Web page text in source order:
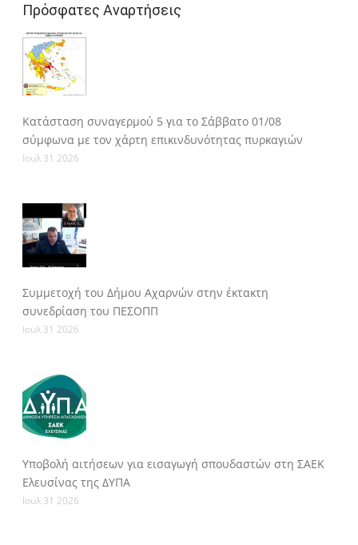
Πρόσφατες Αναρτήσεις
Κατάσταση συναγερμού 5 για το Σάββατο 01/08
σύμφωνα με τον χάρτη επικινδυνότητας πυρκαγιών
Ιουλ 31 2026
Συμμετοχή του Δήμου Αχαρνών στην έκτακτη
συνεδρίαση του ΠΕΣΟΠΠ
Ιουλ 31 2026
Υποβολή αιτήσεων για εισαγωγή σπουδαστών στη ΣΑΕΚ
Ελευσίνας της ΔΥΠΑ
Ιουλ 31 2026